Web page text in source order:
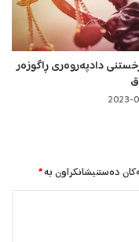
دادپەروەری ڕاگوزەر
2023-
دەستنیشانکراون بە*